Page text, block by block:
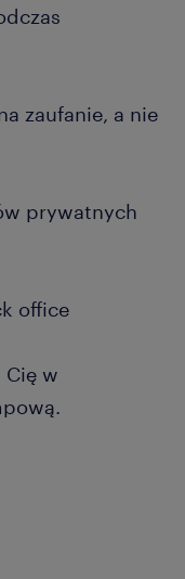
zaufanie, a nie
prywatnych
office
Cię w